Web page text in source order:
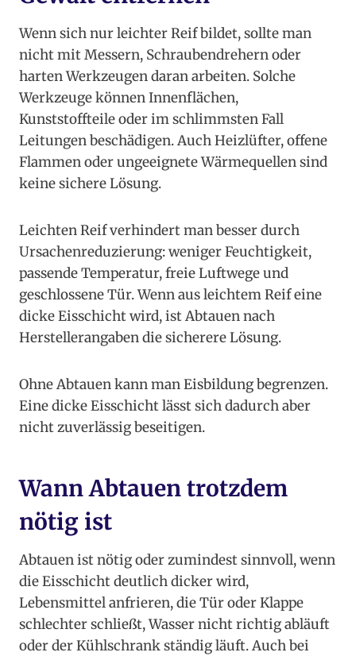
Wenn sich nur leichter Reif bildet, sollte man
nicht mit Messern, Schraubendrehern oder
harten Werkzeugen daran arbeiten. Solche
Werkzeuge können Innenflächen,
Kunststoffteile oder im schlimmsten Fall
Leitungen beschädigen. Auch Heizlüfter, offene
Flammen oder ungeeignete Wärmequellen sind
keine sichere Lösung.
Leichten Reif verhindert man besser durch
Ursachenreduzierung: weniger Feuchtigkeit,
passende Temperatur, freie Luftwege und
geschlossene Tür. Wenn aus leichtem Reif eine
dicke Eisschicht wird, ist Abtauen nach
Herstellerangaben die sicherere Lösung.
Ohne Abtauen kann man Eisbildung begrenzen.
Eine dicke Eisschicht lässt sich dadurch aber
nicht zuverlässig beseitigen.
Wann Abtauen trotzdem
nötig ist
Abtauen ist nötig oder zumindest sinnvoll, wenn
die Eisschicht deutlich dicker wird,
Lebensmittel anfrieren, die Tür oder Klappe
schlechter schließt, Wasser nicht richtig abläuft
oder der Kühlschrank ständig läuft. Auch bei